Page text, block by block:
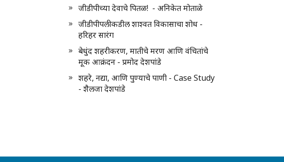
जीडीपीच्या देवाचे पितळ! - अनिकेत मोताळे
जीडीपीपलीकडील शाश्वत विकासाचा शोध -
हरिहर सारंग
बेधुंद शहरीकरण, मातीचे मरण आणि वंचितांचे
मूक आक्रंदन - प्रमोद देशपांडे
शहरे, नद्या, आणि पुण्याचे पाणी - Case Study
- शैलजा देशपांडे